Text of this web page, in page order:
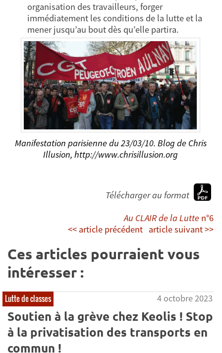
organisation des travailleurs, forger
immédiatement les conditions de la lutte et la
mener jusqu’au bout dès qu’elle partira.
Manifestation parisienne du 23/03/10. Blog de Chris
Illusion, http://www.chrisillusion.org
Télécharger au format
Au CLAIR de la Lutte n°6
<< article précédent article suivant >>
Ces articles pourraient vous
intéresser :
Lutte de classes 4 octobre 2023
Soutien à la grève chez Keolis ! Stop
à la privatisation des transports en
commun !